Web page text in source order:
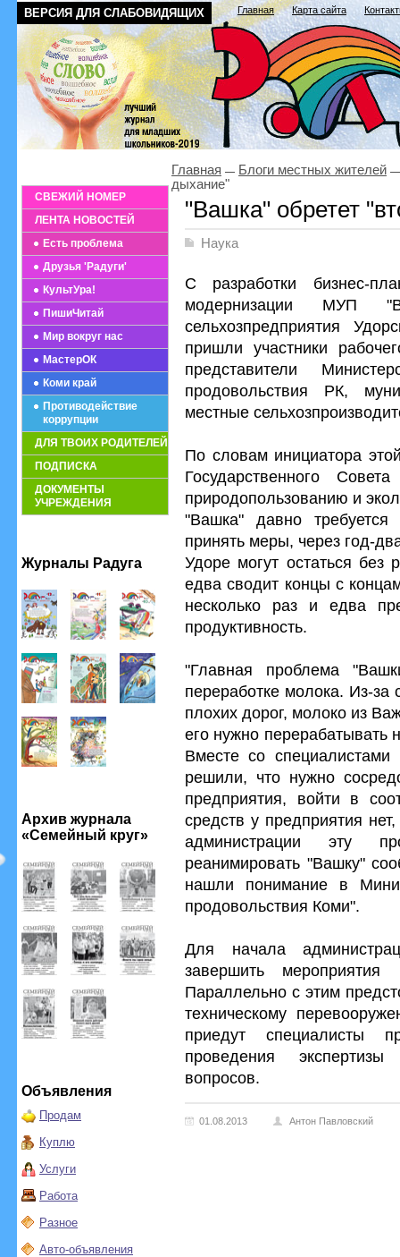
ВЕРСИЯ ДЛЯ СЛАБОВИДЯЩИХ Главная Карта сайта
СВЕЖИЙ НОМЕР
ЛЕНТА НОВОСТЕЙ
Есть проблема
Друзья 'Радуги'
КультУра!
ПишиЧитай
Мир вокруг нас
МастерОК
Коми край
Противодействие
коррупции
ДЛЯ ТВОИХ РОДИТЕЛЕЙ
ПОДПИСКА
ДОКУМЕНТЫ
УЧРЕЖДЕНИЯ
Журналы Радуга
Архив журнала
«Семейный круг»
Объявления
Продам
Куплю
Услуги
Работа
Разное
Авто-объявления
Главная
Блоги местных жителей
дыхание"
"Вашка" обретет
Наука
С разработки бизнес-
модернизации МУП
сельхозпредприятия
пришли участники
представители
продовольствия РК,
местные
По словам инициатора
Государственного
природопользованию и
"Вашка" давно
принять меры, через год-
Удоре могут остаться без
едва сводит концы с
несколько раз и едва
продуктивность.
"Главная проблема
переработке молока. Из-за
плохих дорог, молоко из
его нужно перерабатывать
Вместе со специалистами
решили, что нужно
предприятия, войти в
средств у предприятия
администрации эту
реанимировать "Вашку"
нашли понимание в
продовольствия Коми".
Для начала
завершить мероприятия
Параллельно с этим
техническому
приедут специалисты
проведения
вопросов.
01.08.2013 Антон Павловский